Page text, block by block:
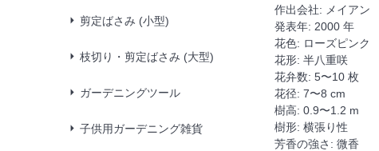
剪定ばさみ (小型)
枝切り・剪定ばさみ (大型)
ガーデニングツール
子供用ガーデニング雑貨
作出会社: メイアン
発表年: 2000 年
花色: ローズピンク
花形: 半八重咲
花弁数: 5〜10 枚
花径: 7〜8 cm
樹高: 0.9〜1.2 m
樹形: 横張り性
芳香の強さ: 微香